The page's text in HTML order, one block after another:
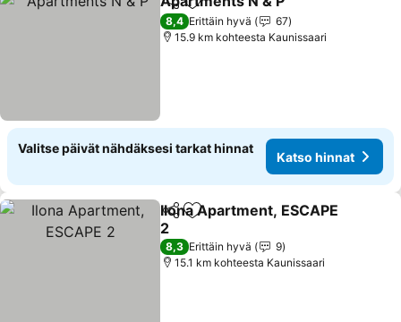
Jaa Lisää suosikkeihin
8,4 Erittäin hyvä
67
15.9 km kohteesta Kaunissaari
Valitse päivät nähdäksesi tarkat hinnat
Katso hinnat
Jaa Lisää suosikkeihin
Ilona Apartment, ESCAPE
2
Katso hinnat
8,3 Erittäin hyvä
9
15.1 km kohteesta Kaunissaari